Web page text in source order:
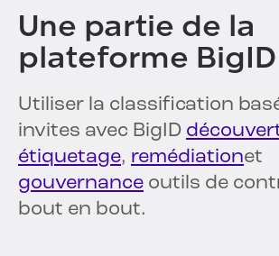
Une partie de la
plateforme BigID
Utiliser la classification
invites avec BigID
étiquetage, remédiationet
gouvernance outils de
bout en bout.